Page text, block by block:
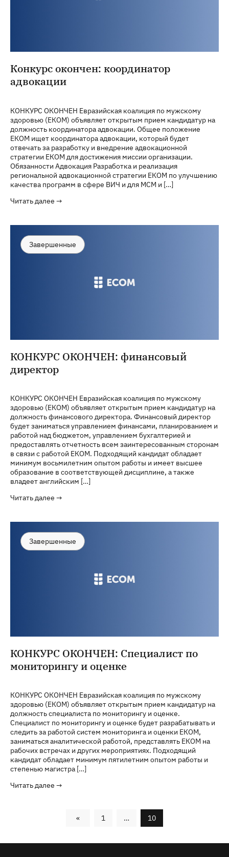
Конкурс окончен: координатор
адвокации
КОНКУРС ОКОНЧЕН Евразийская коалиция по мужскому
здоровью (ЕКОМ) объявляет открытым прием кандидатур на
должность координатора адвокации. Общее положение
ЕКОМ ищет координатора адвокации, который будет
отвечать за разработку и внедрение адвокационной
стратегии ЕКОМ для достижения миссии организации.
Обязанности Адвокация Разработка и реализация
региональной адвокационной стратегии ЕКОМ по улучшению
качества программ в сфере ВИЧ и для МСМ и […]
Читать далее →
Завершенные
КОНКУРС ОКОНЧЕН: финансовый
директор
КОНКУРС ОКОНЧЕН Евразийская коалиция по мужскому
здоровью (ЕКОМ) объявляет открытым прием кандидатур на
должность финансового директора. Финансовый директор
будет заниматься управлением финансами, планированием и
работой над бюджетом, управлением бухгалтерией и
предоставлять отчетность всем заинтересованным сторонам
в связи с работой ЕКОМ. Подходящий кандидат обладает
минимум восьмилетним опытом работы и имеет высшее
образование в соответствующей дисциплине, а также
владеет английским […]
Читать далее →
Завершенные
КОНКУРС ОКОНЧЕН: Специалист по
мониторингу и оценке
КОНКУРС ОКОНЧЕН Евразийская коалиция по мужскому
здоровью (ЕКОМ) объявляет открытым прием кандидатур на
должность специалиста по мониторингу и оценке.
Специалист по мониторингу и оценке будет разрабатывать и
следить за работой систем мониторинга и оценки ЕКОМ,
заниматься аналитической работой, представлять ЕКОМ на
рабочих встречах и других мероприятиях. Подходящий
кандидат обладает минимум пятилетним опытом работы и
степенью магистра […]
Читать далее →
« 1 … 10